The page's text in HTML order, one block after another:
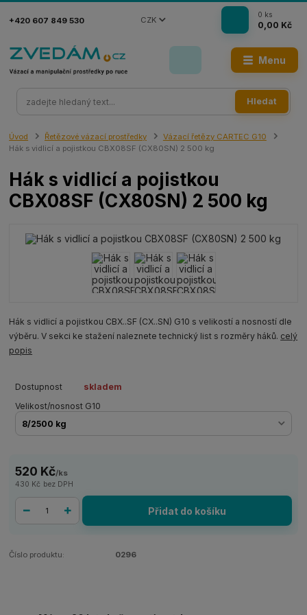
Menu
CZK
Hledat
+420 607 849 530
0 ks
0,00 Kč
Úvod Řetězové vázací prostředky
Vázací řetězy CARTEC G10
Hák s vidlicí a pojistkou CBX08SF (CX80SN) 2 500 kg
Hák s vidlicí a pojistkou
CBX08SF (CX80SN) 2 500 kg
Hák s vidlicí a pojistkou CBX..SF (CX..SN) G10 s velikostí a nosností dle
výběru. V sekci ke stažení naleznete technický list s rozměry háků. celý
popis
Dostupnost
skladem
Velikost/nosnost G10
520 Kč/ks
430 Kč bez DPH
Přidat do košíku
Číslo produktu: 0296